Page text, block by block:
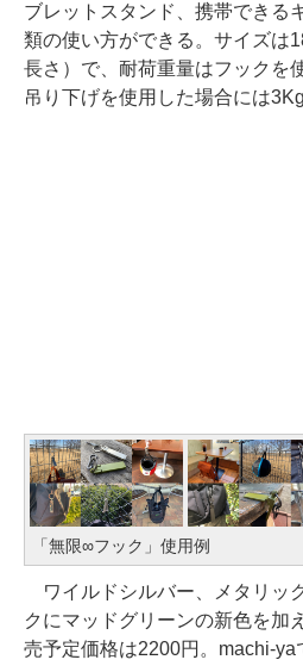
ブレットスタンド、携帯できる
類の使い方ができる。サイズは
長さ）で、耐荷重量はフックを
吊り下げを使用した場合には3Kg
「無限∞フック」使用例
ワイルドシルバー、メタリッ
クにマッドグリーンの新色を加
売予定価格は2200円。machi-